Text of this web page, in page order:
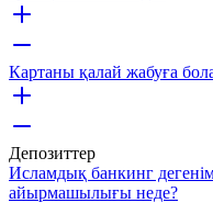
Картаны қалай жабуға
Депозиттер
Исламдық банкинг
айырмашылығы неде?